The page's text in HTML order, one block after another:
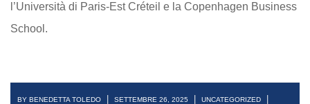
l’Università di Paris-Est Créteil e la Copenhagen Business
School.
BY BENEDETTA TOLEDO SETTEMBRE 26, 2025 UNCATEGORIZED